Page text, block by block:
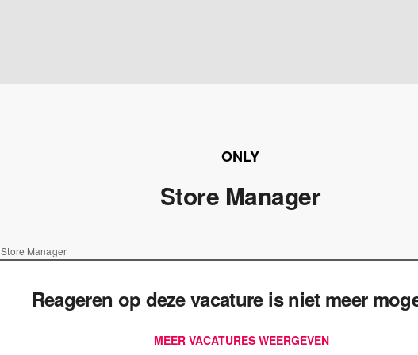
ONLY
Store Manager
Store Manager
Reageren op deze vacature is niet meer
MEER VACATURES WEERGEVEN